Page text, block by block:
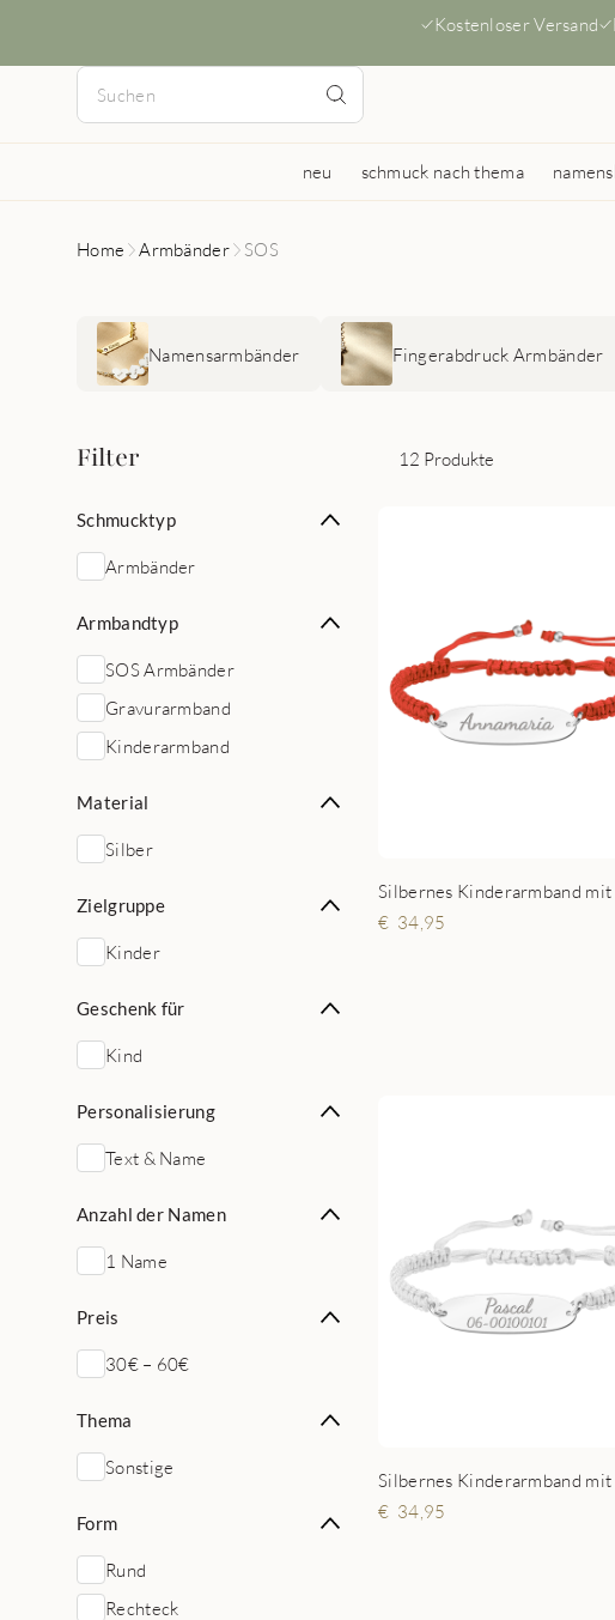
Kostenloser Versand
neu schmuck nach thema
Home Armbänder SOS
Namensarmbänder Fingerabdruck Armbänder
Filter 12 Produkte
Schmucktyp
Armbänder
Armbandtyp
SOS Armbänder
Gravurarmband
Kinderarmband
Material
Silber
Zielgruppe
Kinder
Geschenk für
Kind
Personalisierung
Text & Name
Anzahl der Namen
1 Name
Preis
30€ – 60€
Thema
Sonstige
Form
Rund
Rechteck
34,95
34,95